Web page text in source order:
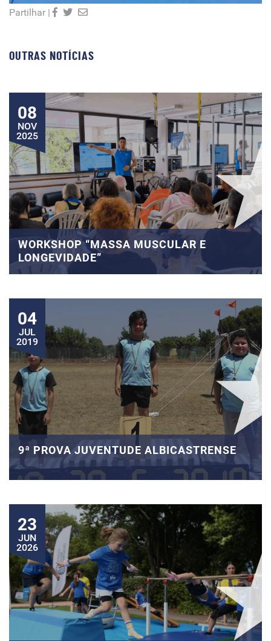
Partilhar |
OUTRAS NOTÍCIAS
08
NOV
2025
WORKSHOP “MASSA MUSCULAR E
LONGEVIDADE”
04
JUL
2019
9ª PROVA JUVENTUDE ALBICASTRENSE
23
JUN
2026